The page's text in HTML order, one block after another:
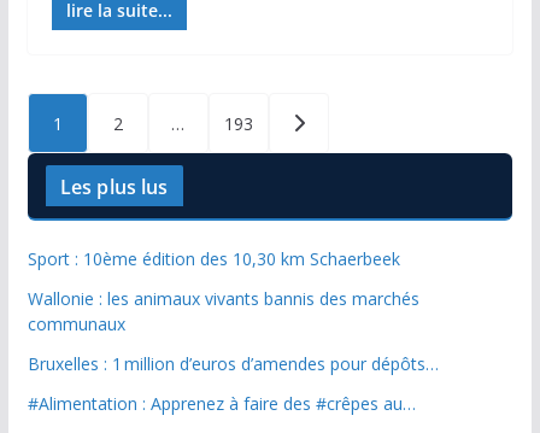
lire la suite...
Posts
pagination
1 2 … 193
Les plus lus
Sport : 10ème édition des 10,30 km Schaerbeek
Wallonie : les animaux vivants bannis des marchés
communaux
Bruxelles : 1 million d’euros d’amendes pour dépôts…
#Alimentation : Apprenez à faire des #crêpes au…